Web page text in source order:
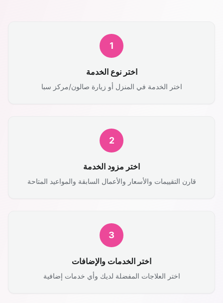
1
اختر نوع الخدمة
اختر الخدمة في المنزل أو زيارة صالون/مركز سبا
2
اختر مزود الخدمة
قارن التقييمات والأسعار والأعمال السابقة والمواعيد المتاحة
3
اختر الخدمات والإضافات
اختر العلاجات المفضلة لديك وأي خدمات إضافية